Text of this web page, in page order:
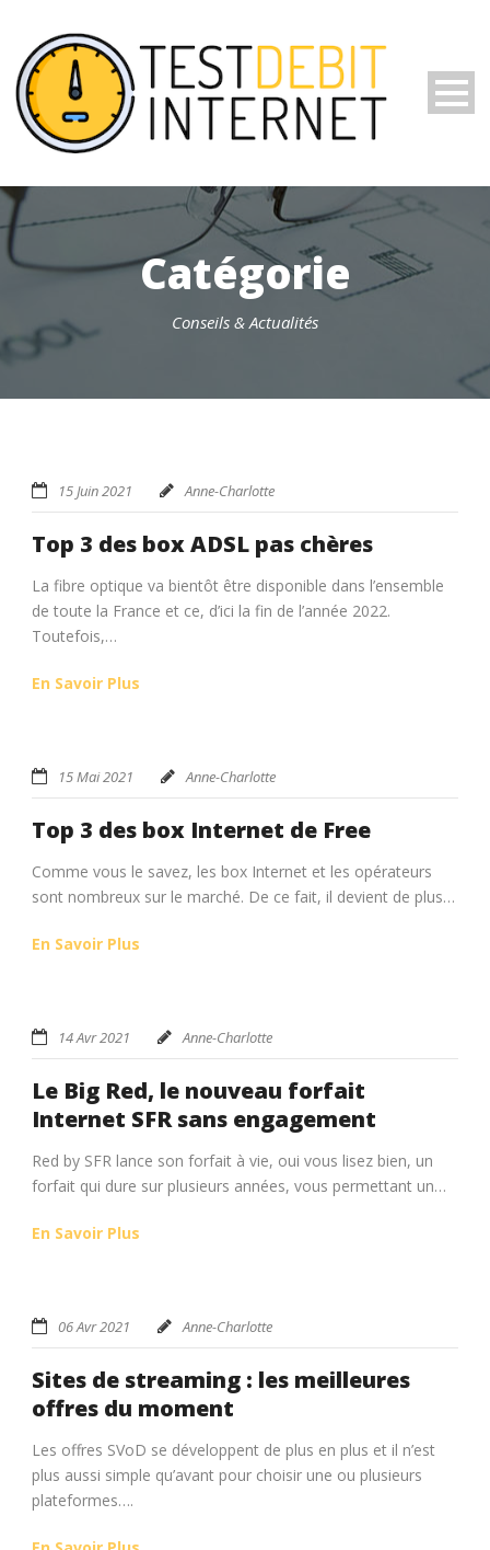
Catégorie
Conseils & Actualités
15 Juin 2021 Anne-Charlotte
Top 3 des box ADSL pas chères
La fibre optique va bientôt être disponible dans l’ensemble
de toute la France et ce, d’ici la fin de l’année 2022.
Toutefois,…
En Savoir Plus
15 Mai 2021 Anne-Charlotte
Top 3 des box Internet de Free
Comme vous le savez, les box Internet et les opérateurs
sont nombreux sur le marché. De ce fait, il devient de plus…
En Savoir Plus
14 Avr 2021 Anne-Charlotte
Le Big Red, le nouveau forfait
Internet SFR sans engagement
Red by SFR lance son forfait à vie, oui vous lisez bien, un
forfait qui dure sur plusieurs années, vous permettant un…
En Savoir Plus
06 Avr 2021 Anne-Charlotte
Sites de streaming : les meilleures
offres du moment
Les offres SVoD se développent de plus en plus et il n’est
plus aussi simple qu’avant pour choisir une ou plusieurs
plateformes….